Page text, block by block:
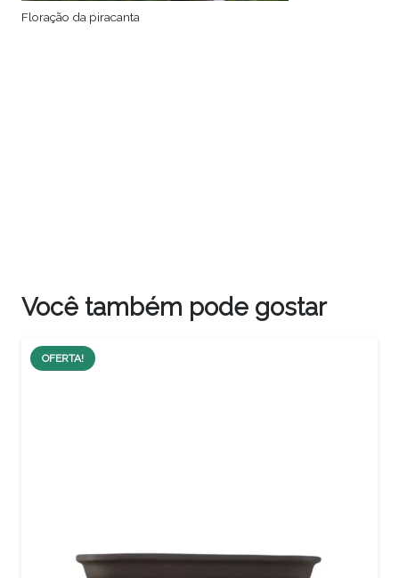
Floração da piracanta
Você também pode gostar
OFERTA!